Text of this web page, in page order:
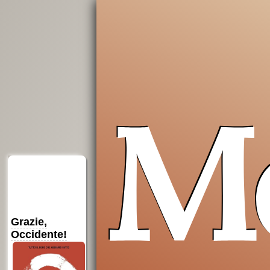
su
Amazon
su
Amazon
“La pratica della
presenza di Dio”